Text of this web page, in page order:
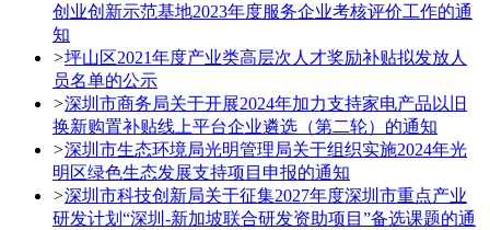
创业创新示范基地2023年度服务企业考核评价工作的通
知
>坪山区2021年度产业类高层次人才奖励补贴拟发放人
员名单的公示
>深圳市商务局关于开展2024年加力支持家电产品以旧
换新购置补贴线上平台企业遴选（第二轮）的通知
>深圳市生态环境局光明管理局关于组织实施2024年光
明区绿色生态发展支持项目申报的通知
>深圳市科技创新局关于征集2027年度深圳市重点产业
研发计划“深圳-新加坡联合研发资助项目”备选课题的通